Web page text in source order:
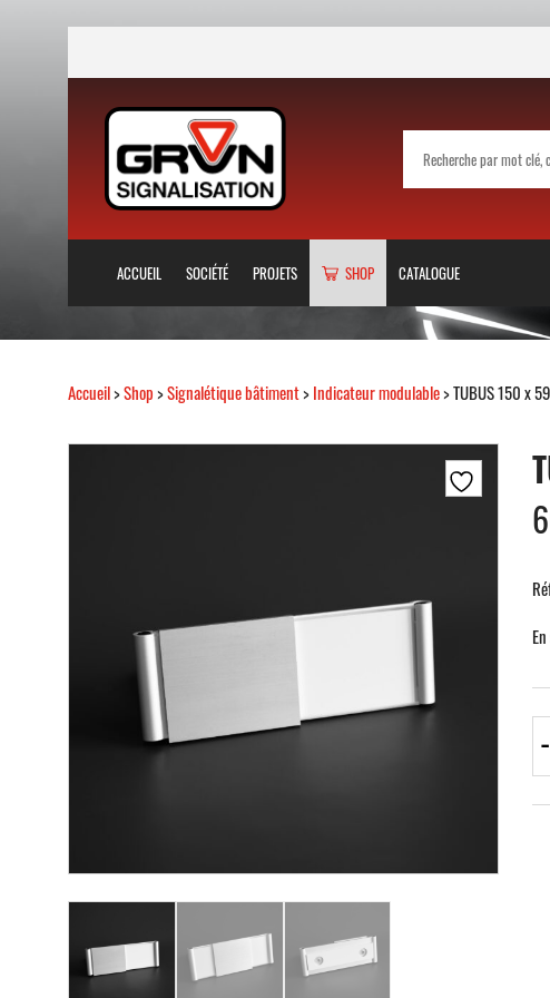
ACCUEIL SOCIÉTÉ PROJETS SHOP CATALOGUE
Accueil>Shop>Signalétique bâtiment>Indicateur modulable> TUBUS 150 x
-